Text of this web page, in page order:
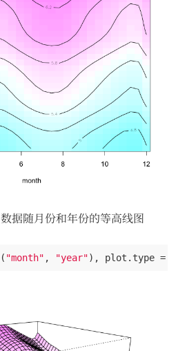
数据随月份和年份的等高线图
"month" , "year"), plot.type =